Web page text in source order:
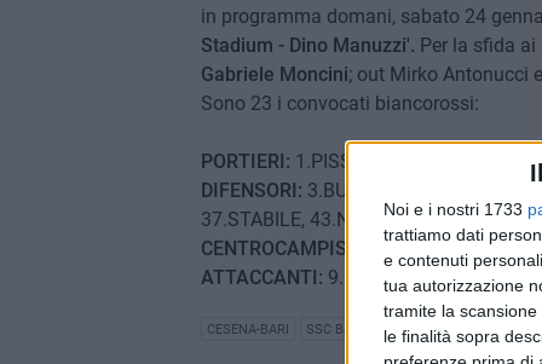
Noi e i nostri 1733
trattiamo dati
e contenuti
tua autorizzazione
tramite la
le finalità sopra
in programma domani, sabato 24
Stadium - Dino Manuzzi'. Per la sfida
Gabriele Moncini; out Mirko Antonucci
Sono 23 i convocati biancorossi:
PORTIERI: 1.PISSARDO, 12.MARFELLA,
DIFENSORI: 3.BURGIO, 13.MERONI,
37.STABILE, 43.NIKOLAOU,
CENTROCAMPISTI:
8.PAGANO,
ATTACCANTI: 9.GYTKJAER,
CESENA-BARI SSC BARI